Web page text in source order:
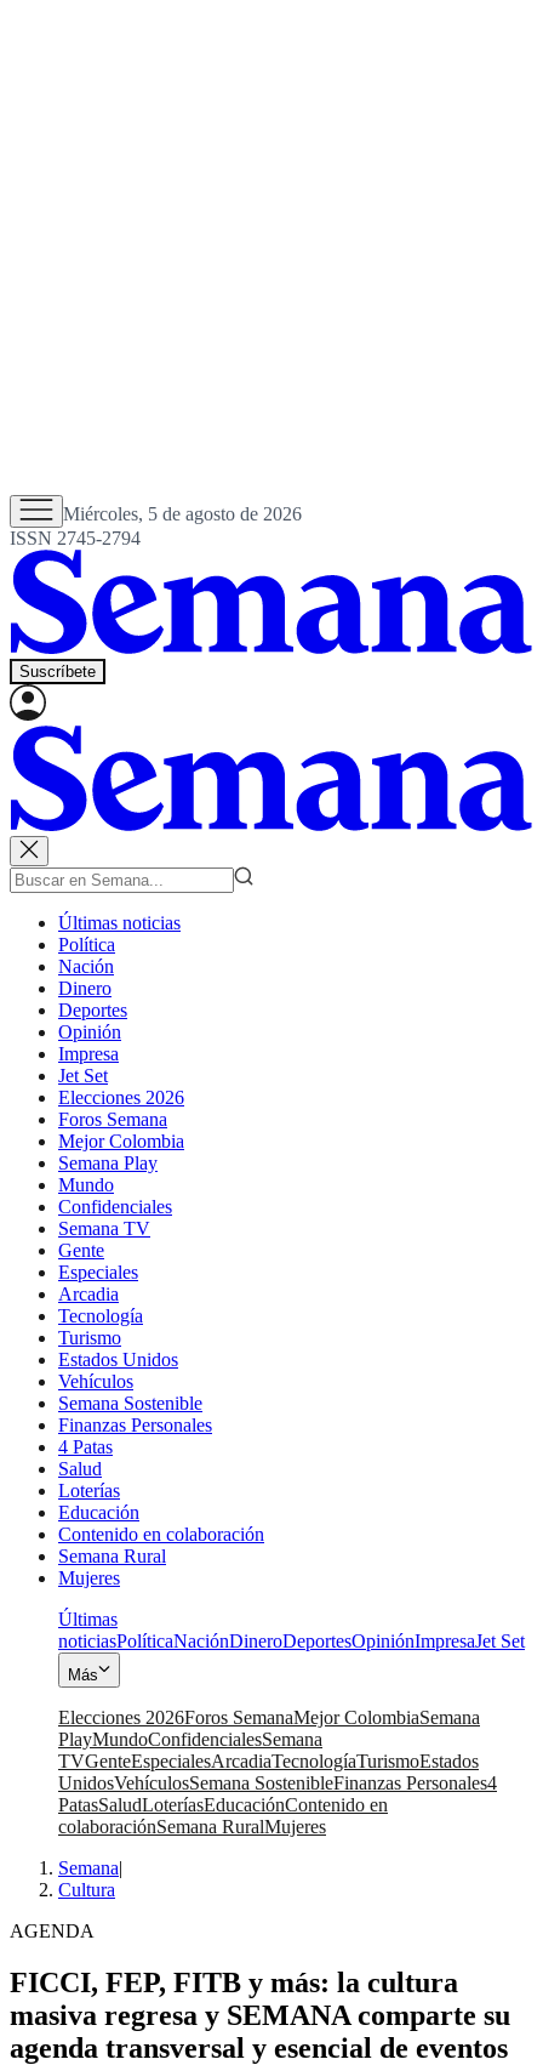
Miércoles, 5 de agosto de 2026
ISSN 2745-2794
Suscríbete
Últimas noticias
Política
Nación
Dinero
Deportes
Opinión
Impresa
Jet Set
Elecciones 2026
Foros Semana
Mejor Colombia
Semana Play
Mundo
Confidenciales
Semana TV
Gente
Especiales
Arcadia
Tecnología
Turismo
Estados Unidos
Vehículos
Semana Sostenible
Finanzas Personales
4 Patas
Salud
Loterías
Educación
Contenido en colaboración
Semana Rural
Mujeres
Últimas
noticiasPolíticaNaciónDineroDeportesOpiniónImpresaJet Set
Más
Elecciones 2026Foros SemanaMejor ColombiaSemana
PlayMundoConfidencialesSemana
TVGenteEspecialesArcadiaTecnologíaTurismoEstados
UnidosVehículosSemana SostenibleFinanzas Personales4
PatasSaludLoteríasEducaciónContenido en
colaboraciónSemana RuralMujeres
Semana|
Cultura
AGENDA
FICCI, FEP, FITB y más: la cultura
masiva regresa y SEMANA comparte su
agenda transversal y esencial de eventos